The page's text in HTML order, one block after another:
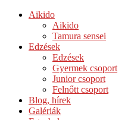
contentAikido
Aikido
Tamura sensei
Edzések
Edzések
Gyermek csoport
Junior csoport
Felnőtt csoport
Blog, hírek
Galériák